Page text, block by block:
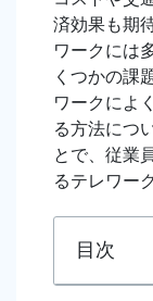
済効果も期
ワークには
くつかの課
ワークによ
る方法につ
とで、従業
るテレワー
目次